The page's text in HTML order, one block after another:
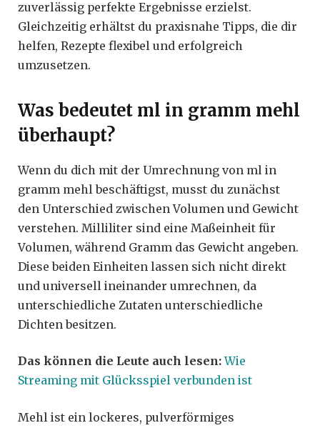
zuverlässig perfekte Ergebnisse erzielst.
Gleichzeitig erhältst du praxisnahe Tipps, die dir
helfen, Rezepte flexibel und erfolgreich
umzusetzen.
Was bedeutet ml in gramm mehl
überhaupt?
Wenn du dich mit der Umrechnung von ml in
gramm mehl beschäftigst, musst du zunächst
den Unterschied zwischen Volumen und Gewicht
verstehen. Milliliter sind eine Maßeinheit für
Volumen, während Gramm das Gewicht angeben.
Diese beiden Einheiten lassen sich nicht direkt
und universell ineinander umrechnen, da
unterschiedliche Zutaten unterschiedliche
Dichten besitzen.
Das können die Leute auch lesen: Wie
Streaming mit Glücksspiel verbunden ist
Mehl ist ein lockeres, pulverförmiges